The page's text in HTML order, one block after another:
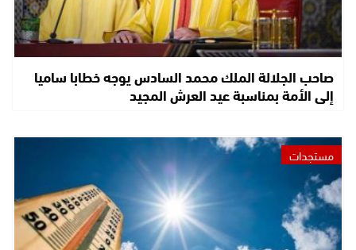
صاحب الجلالة الملك محمد السادس يوجه خطابا ساميا
إلى الأمة بمناسبة عيد العرش المجيد
مستجدات